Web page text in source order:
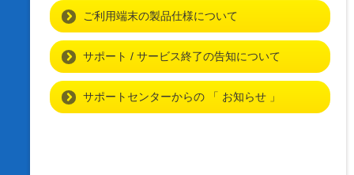
ご利用端末の製品仕様について
サポート / サービス終了の告知について
サポートセンターからの 「 お知らせ 」